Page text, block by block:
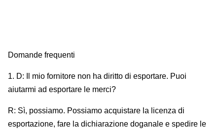
Domande frequenti
1. D: Il mio fornitore non ha diritto di esportare. Puoi
aiutarmi ad esportare le merci?
R: Sì, possiamo. Possiamo acquistare la licenza di
esportazione, fare la dichiarazione doganale e spedire le